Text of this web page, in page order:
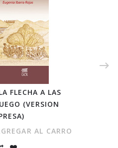
FLECHA A LAS
(VERSION
AL CARRO